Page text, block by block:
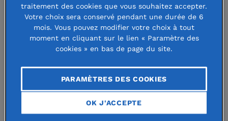
Agir efficacement au plus près des
traitement des cookies que vous souhaitez accepter.
Votre choix sera conservé pendant une durée de 6
mois. Vous pouvez modifier votre choix à tout
moment en cliquant sur le lien « Paramètre des
cookies » en bas de page du site.
PARAMÈTRES DES COOKIES
OK J'ACCEPTE